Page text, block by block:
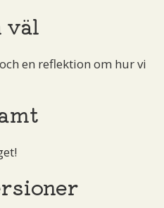
väl
en reflektion om hur vi